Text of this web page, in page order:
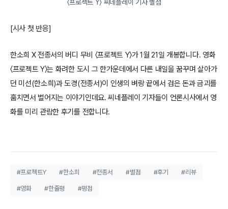
〈프로젝트 Y〉 씨네플레이 기자 별점
[시사 첫 반응]
한소희 X 전종서의 버디 무비 〈프로젝트 Y〉가 1월 21일 개봉합니다. 영화
〈프로젝트 Y〉는 화려한 도시 그 한가운데에서 다른 내일을 꿈꾸며 살아가
던 미선(한소희)과 도경(전종서)이 인생의 벼랑 끝에서 검은 돈과 금괴를
훔치면서 벌어지는 이야기인데요. 씨네플레이 기자들이 언론시사에서 영
화를 미리 관람한 후기를 전합니다.
#프로젝트Y #한소희 #전종서 #별점 #후기 #리뷰
#영화 #한줄평 #평점